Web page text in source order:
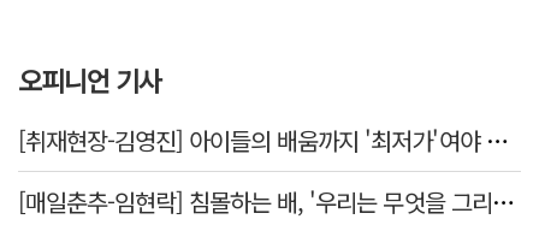
오피니언 기사
[취재현장-김영진] 아이들의 배움까지 '최저가'여야 하나
[매일춘추-임현락] 침몰하는 배, '우리는 무엇을 그리는가'